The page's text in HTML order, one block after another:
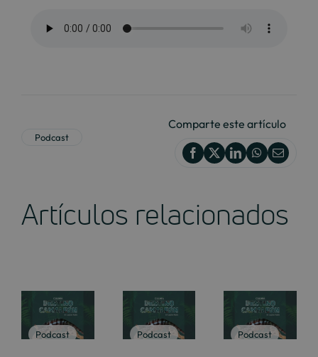
Podcast
Comparte este artículo
Artículos relacionados
Podcast Podcast Podcast